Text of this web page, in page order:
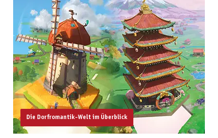
Die Dorfromantik-Welt im Überblick